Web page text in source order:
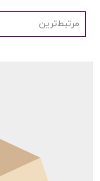
مرتبط‌ترین